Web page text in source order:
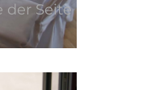
der Seite